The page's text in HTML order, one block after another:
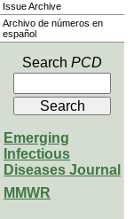
Issue Archive
Archivo de números en
español
Search PCD
Emerging
Infectious
Diseases Journal
MMWR